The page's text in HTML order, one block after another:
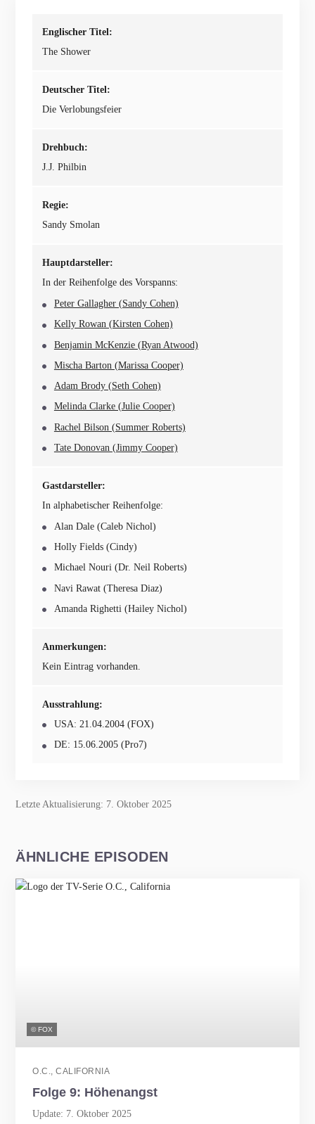
Englischer Titel:
The Shower
Deutscher Titel:
Die Verlobungsfeier
Drehbuch:
J.J. Philbin
Regie:
Sandy Smolan
Hauptdarsteller:
In der Reihenfolge des Vorspanns:
Peter Gallagher (Sandy Cohen)
Kelly Rowan (Kirsten Cohen)
Benjamin McKenzie (Ryan Atwood)
Mischa Barton (Marissa Cooper)
Adam Brody (Seth Cohen)
Melinda Clarke (Julie Cooper)
Rachel Bilson (Summer Roberts)
Tate Donovan (Jimmy Cooper)
Gastdarsteller:
In alphabetischer Reihenfolge:
Alan Dale (Caleb Nichol)
Holly Fields (Cindy)
Michael Nouri (Dr. Neil Roberts)
Navi Rawat (Theresa Diaz)
Amanda Righetti (Hailey Nichol)
Anmerkungen:
Kein Eintrag vorhanden.
Ausstrahlung:
USA: 21.04.2004 (FOX)
DE: 15.06.2005 (Pro7)
Letzte Aktualisierung: 7. Oktober 2025
ÄHNLICHE EPISODEN
© FOX
O.C., CALIFORNIA
Folge 9: Höhenangst
Update: 7. Oktober 2025